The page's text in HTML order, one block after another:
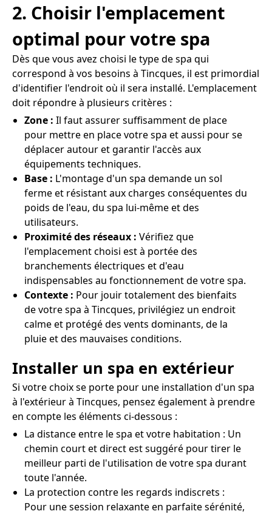
2. Choisir l'emplacement
optimal pour votre spa
Dès que vous avez choisi le type de spa qui
correspond à vos besoins à Tincques, il est primordial
d'identifier l'endroit où il sera installé. L'emplacement
doit répondre à plusieurs critères :
Zone : Il faut assurer suffisamment de place
pour mettre en place votre spa et aussi pour se
déplacer autour et garantir l'accès aux
équipements techniques.
Base : L'montage d'un spa demande un sol
ferme et résistant aux charges conséquentes du
poids de l'eau, du spa lui-même et des
utilisateurs.
Proximité des réseaux : Vérifiez que
l'emplacement choisi est à portée des
branchements électriques et d'eau
indispensables au fonctionnement de votre spa.
Contexte : Pour jouir totalement des bienfaits
de votre spa à Tincques, privilégiez un endroit
calme et protégé des vents dominants, de la
pluie et des mauvaises conditions.
Installer un spa en extérieur
Si votre choix se porte pour une installation d'un spa
à l'extérieur à Tincques, pensez également à prendre
en compte les éléments ci-dessous :
La distance entre le spa et votre habitation : Un
chemin court et direct est suggéré pour tirer le
meilleur parti de l'utilisation de votre spa durant
toute l'année.
La protection contre les regards indiscrets :
Pour une session relaxante en parfaite sérénité,